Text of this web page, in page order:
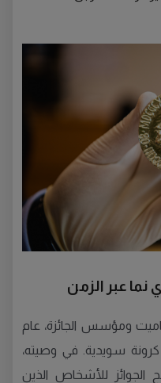
نما عبر الزمن
ومؤسس الجائزة، عام
بقيمة 31 مليون كرونة سويدية. في وصيته،
الجوائز للأشخاص الذين